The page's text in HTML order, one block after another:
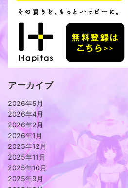
アーカイブ
2026年5月
2026年4月
2026年2月
2026年1月
2025年12月
2025年11月
2025年10月
2025年9月